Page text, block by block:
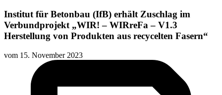
Institut für Betonbau (IfB) erhält Zuschlag im
Verbundprojekt „WIR! – WIRreFa – V1.3
Herstellung von Produkten aus recycelten Fasern“
vom 15. November 2023